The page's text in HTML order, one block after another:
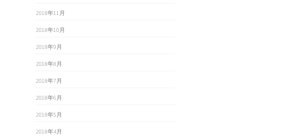
2018年11月
2018年10月
2018年9月
2018年8月
2018年7月
2018年6月
2018年5月
2018年4月